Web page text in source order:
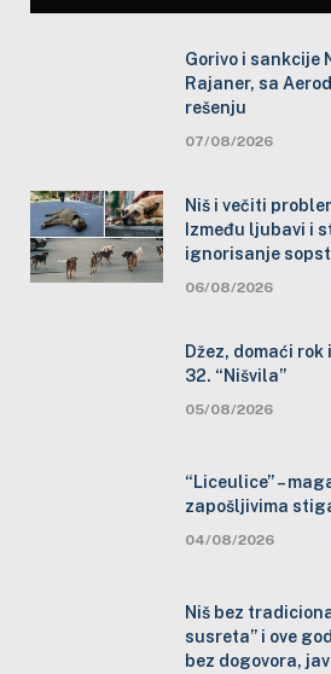
Gorivo i sankcije
Rajaner, sa
rešenju
07/08/2026
Niš i večiti
Između ljubavi i
ignorisanje
06/08/2026
Džez, domaći
32. “Nišvila”
05/08/2026
“Liceulice” –
zapošljivima
04/08/2026
Niš bez
susreta” i ove
bez dogovora,